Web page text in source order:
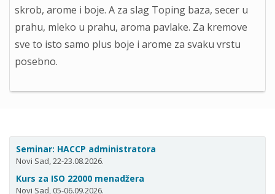
skrob, arome i boje. A za slag Toping baza, secer u
prahu, mleko u prahu, aroma pavlake. Za kremove
sve to isto samo plus boje i arome za svaku vrstu
posebno.
Seminar: HACCP administratora
Novi Sad, 22-23.08.2026.
Kurs za ISO 22000 menadžera
Novi Sad, 05-06.09.2026.